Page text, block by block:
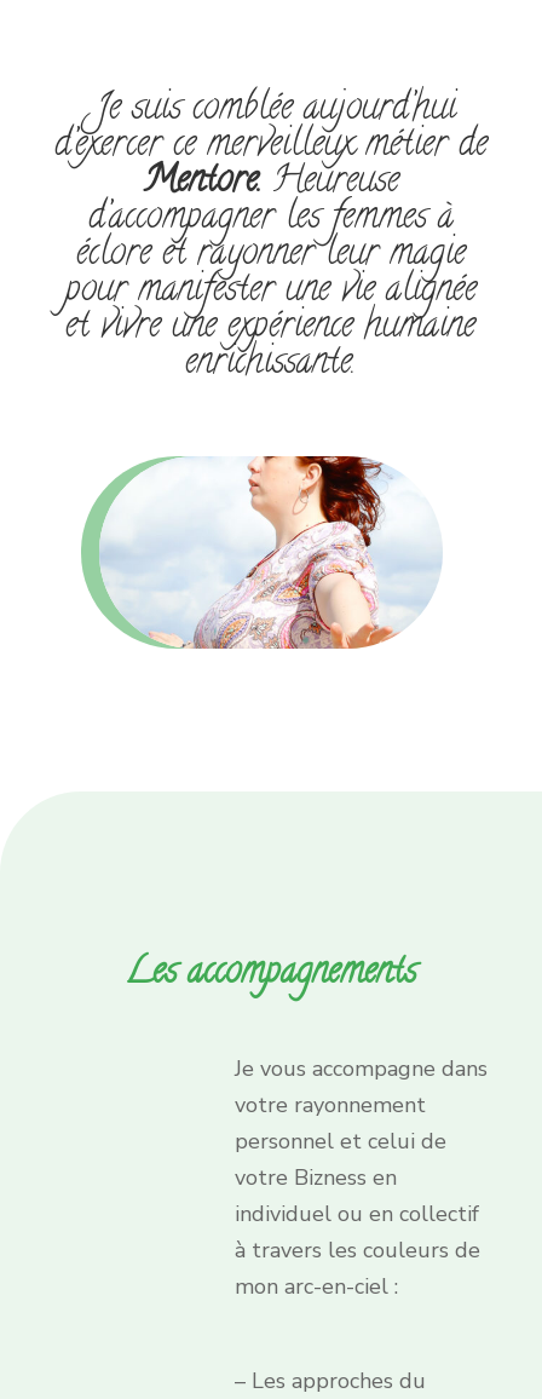
Je suis comblée aujourd’hui
d’exercer ce merveilleux métier de
Mentore. Heureuse
d’accompagner les femmesà
éclore et rayonner leur magie
pour manifester une vie alignée
etvivre une expérience humaine
enrichissante.
Les accompagnements
Je vous accompagne dans
votre rayonnement
personnel et celui de
votre Bizness en
individuel ou en collectif
à travers les couleurs de
mon arc-en-ciel :
– Les approches du